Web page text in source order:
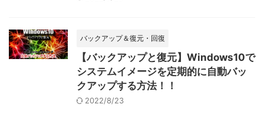
バックアップ＆復元・回復
【バックアップと復元】Windows10で
システムイメージを定期的に自動バッ
クアップする方法！！
2022/8/23